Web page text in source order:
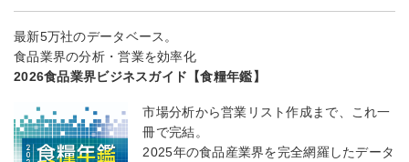
最新5万社のデータベース。
食品業界の分析・営業を効率化
2026食品業界ビジネスガイド【食糧年鑑】
市場分析から営業リスト作成まで、これ一
冊で完結。
2025年の食品産業界を完全網羅したデータ